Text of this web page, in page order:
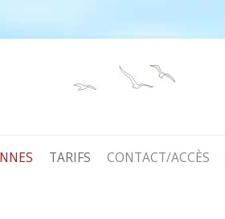
au
contenu
TARIFS CONTACT/ACCÈS